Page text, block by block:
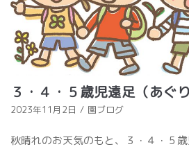
３・４・５歳児遠足（あぐ
2023年11月2日 園ブログ
秋晴れのお天気のもと、３・４・５